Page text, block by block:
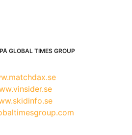
GLOBAL TIMES GROUP